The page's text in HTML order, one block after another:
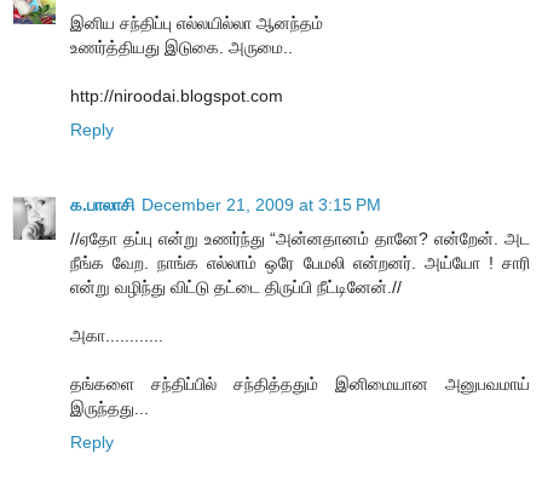
இனிய சந்திப்பு எல்லயில்லா ஆனந்தம்
உணர்த்தியது இடுகை. அருமை..
http://niroodai.blogspot.com
Reply
க.பாலாசி December 21, 2009 at 3:15 PM
//ஏதோ தப்பு என்று உணர்ந்து “அன்னதானம் தானே? என்றேன். அட
நீங்க வேற. நாங்க எல்லாம் ஒரே பேமலி என்றனர். அய்யோ ! சாரி
என்று வழிந்து விட்டு தட்டை திருப்பி நீட்டினேன்.//
அகா............
தங்களை சந்திப்பில் சந்தித்ததும் இனிமையான அனுபவமாய்
இருந்தது...
Reply